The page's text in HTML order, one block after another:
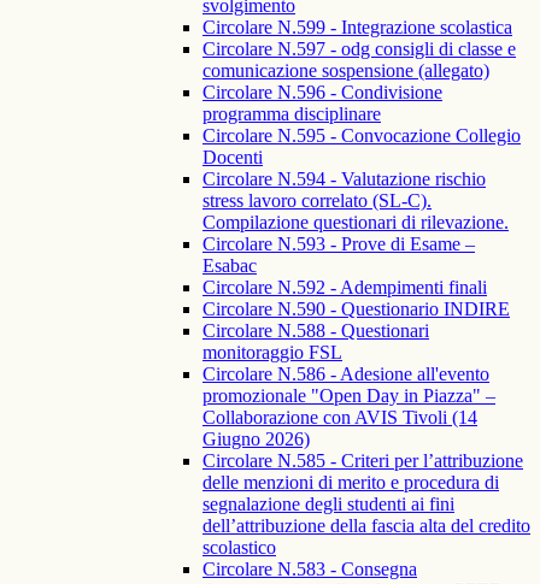
svolgimento
Circolare N.599 - Integrazione scolastica
Circolare N.597 - odg consigli di classe e
comunicazione sospensione (allegato)
Circolare N.596 - Condivisione
programma disciplinare
Circolare N.595 - Convocazione Collegio
Docenti
Circolare N.594 - Valutazione rischio
stress lavoro correlato (SL-C).
Compilazione questionari di rilevazione.
Circolare N.593 - Prove di Esame –
Esabac
Circolare N.592 - Adempimenti finali
Circolare N.590 - Questionario INDIRE
Circolare N.588 - Questionari
monitoraggio FSL
Circolare N.586 - Adesione all'evento
promozionale "Open Day in Piazza" –
Collaborazione con AVIS Tivoli (14
Giugno 2026)
Circolare N.585 - Criteri per l’attribuzione
delle menzioni di merito e procedura di
segnalazione degli studenti ai fini
dell’attribuzione della fascia alta del credito
scolastico
Circolare N.583 - Consegna